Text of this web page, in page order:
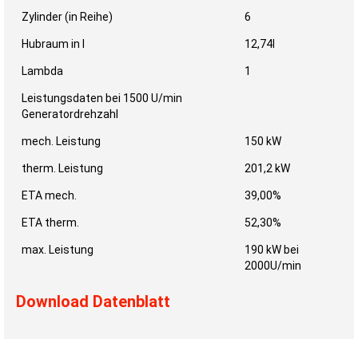
Zylinder (in Reihe) 6
Hubraum in l 12,74l
Lambda 1
Leistungsdaten bei 1500 U/min
Generatordrehzahl
mech. Leistung 150 kW
therm. Leistung 201,2 kW
ETA mech. 39,00%
ETA therm. 52,30%
max. Leistung
190 kW bei
2000U/min
Download Datenblatt